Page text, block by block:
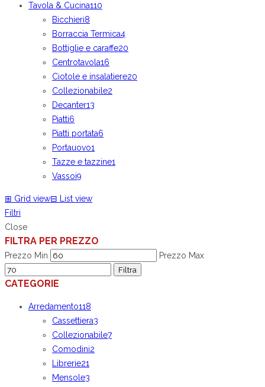
Tavola & Cucina110
Bicchieri8
Borraccia Termica4
Bottiglie e caraffe20
Centrotavola16
Ciotole e insalatiere20
Collezionabile2
Decanter13
Piatti6
Piatti portata6
Portauovo1
Tazze e tazzine1
Vassoi9
⊞ Grid view⊟
List view
Filtri
Close
FILTRA PER PREZZO
Prezzo Min
Prezzo Max
Filtra
CATEGORIE
Arredamento118
Cassettiera3
Collezionabile7
Comodini2
Librerie21
Mensole3